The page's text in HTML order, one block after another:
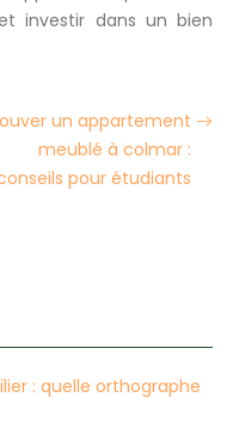
investir dans un bien
un appartement
meublé à colmar :
pour étudiants
: quelle orthographe